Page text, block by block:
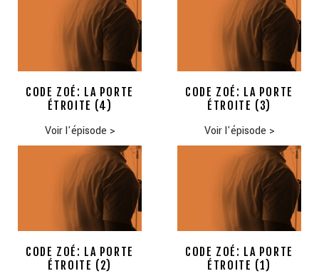
CODE ZOÉ: LA PORTE
ÉTROITE (4)
Voir l'épisode >
CODE ZOÉ: LA PORTE
ÉTROITE (3)
Voir l'épisode >
CODE ZOÉ: LA PORTE
ÉTROITE (2)
CODE ZOÉ: LA PORTE
ÉTROITE (1)